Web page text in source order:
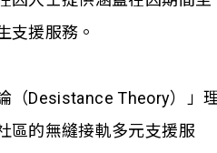
支援服務。
（Desistance Theory）」
區的無縫接軌多元支援服